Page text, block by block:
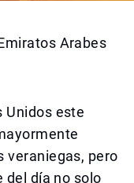
Arabes
Unidos este
veraniegas, pero
del día no solo